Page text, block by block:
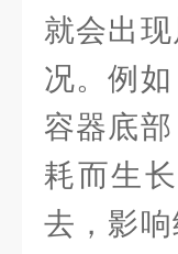
就会出
况。例
容器底
耗而生
去，影